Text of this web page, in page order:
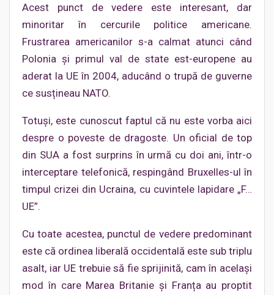
Acest punct de vedere este interesant, dar
minoritar în cercurile politice americane.
Frustrarea americanilor s-a calmat atunci când
Polonia și primul val de state est-europene au
aderat la UE în 2004, aducând o trupă de guverne
ce susțineau NATO.
Totuși, este cunoscut faptul că nu este vorba aici
despre o poveste de dragoste. Un oficial de top
din SUA a fost surprins în urmă cu doi ani, într-o
interceptare telefonică, respingând Bruxelles-ul în
timpul crizei din Ucraina, cu cuvintele lapidare „F…
UE”.
Cu toate acestea, punctul de vedere predominant
este că ordinea liberală occidentală este sub triplu
asalt, iar UE trebuie să fie sprijinită, cam în același
mod în care Marea Britanie și Franța au proptit